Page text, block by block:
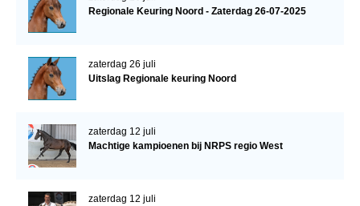
Regionale Keuring Noord - Zaterdag 26-07-2025
zaterdag 26 juli
Uitslag Regionale keuring Noord
zaterdag 12 juli
Machtige kampioenen bij NRPS regio West
zaterdag 12 juli